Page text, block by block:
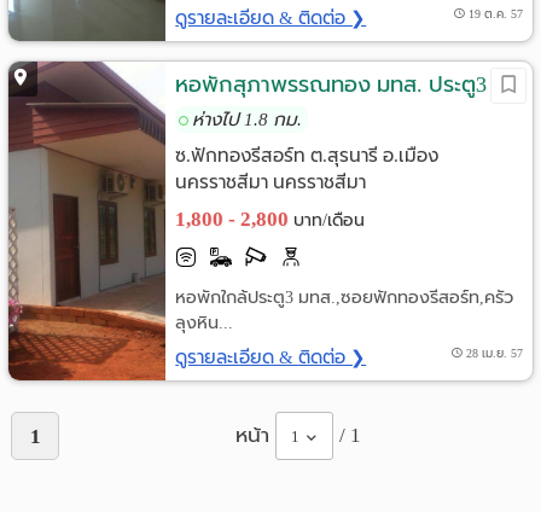
ดูรายละเอียด & ติดต่อ ❯ 19 ต.ค. 57
หอพักสุภาพรรณทอง มทส. ประตู3
ห่างไป 1.8 กม.
ซ.ฟักทองรีสอร์ท ต.สุรนารี อ.เมือง
นครราชสีมา นครราชสีมา
1,800 - 2,800 บาท/เดือน
หอพักใกล้ประตู3 มทส.,ซอยฟักทองรีสอร์ท,ครัว
ลุงหิน...
ดูรายละเอียด & ติดต่อ ❯ 28 เม.ย. 57
1 หน้า 1 / 1